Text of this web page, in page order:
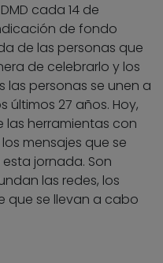
cada 14 de
de fondo
de las personas que
de celebrarlo y los
las personas se unen a
27 años. Hoy,
las herramientas con
mensajes que se
jornada. Son
las redes, los
que se llevan a cabo